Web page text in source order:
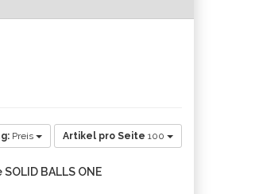
Preis Artikel pro Seite 100
BALLS ONE